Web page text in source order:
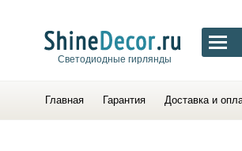
Светодиодные гирлянды
Главная Гарантия Доставка и